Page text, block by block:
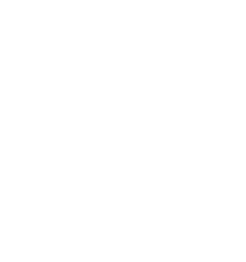
hinzufügen